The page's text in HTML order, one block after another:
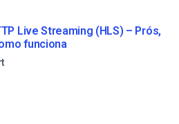
Live Streaming (HLS) – Prós,
funciona